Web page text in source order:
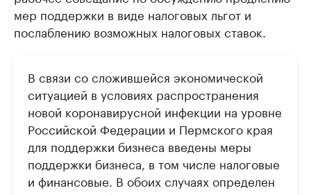
мер поддержки в виде налоговых льгот и
послаблению возможных налоговых ставок.
В связи со сложившейся экономической
ситуацией в условиях распространения
новой коронавирусной инфекции на уровне
Российской Федерации и Пермского края
для поддержки бизнеса введены меры
поддержки бизнеса, в том числе налоговые
и финансовые. В обоих случаях определен